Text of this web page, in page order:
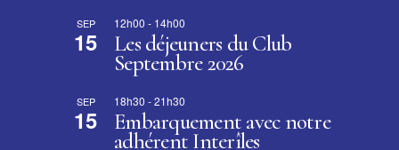
SEP
15
12h00 - 14h00
Les déjeuners du Club
Septembre 2026
SEP
15
18h30 -21h30
Embarquement avec notre
adhérent Interîles